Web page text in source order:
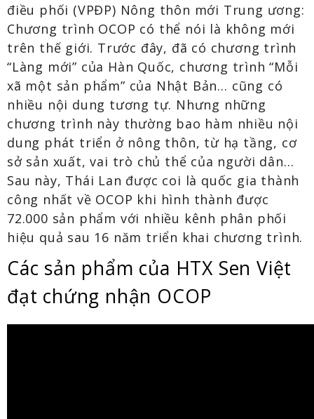
điều phối (VPĐP) Nông thôn mới Trung ương:
Chương trình OCOP có thể nói là không mới
trên thế giới. Trước đây, đã có chương trình
“Làng mới” của Hàn Quốc, chương trình “Mỗi
xã một sản phẩm” của Nhật Bản… cũng có
nhiều nội dung tương tự. Nhưng những
chương trình này thường bao hàm nhiều nội
dung phát triển ở nông thôn, từ hạ tầng, cơ
sở sản xuất, vai trò chủ thể của người dân…
Sau này, Thái Lan được coi là quốc gia thành
công nhất về OCOP khi hình thành được
72.000 sản phẩm với nhiều kênh phân phối
hiệu quả sau 16 năm triển khai chương trình.
Các sản phẩm của HTX Sen Việt
đạt chứng nhận OCOP